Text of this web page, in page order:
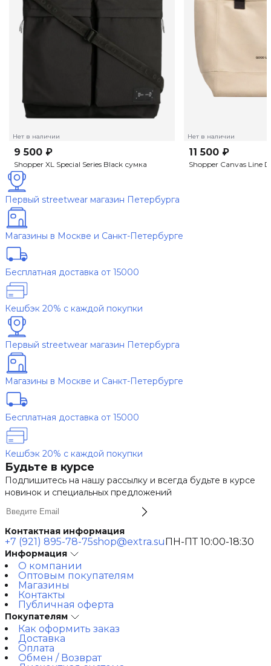
Нет в наличии
9 500 ₽
Shopper XL Special Series Black сумка
Нет в наличии
11 500 ₽
Shopper Canvas Line
Первый streetwear магазин Петербурга
Магазины в Москве и Санкт-Петербурге
Бесплатная доставка от 15000
Кешбэк 20% с каждой покупки
Первый streetwear магазин Петербурга
Магазины в Москве и Санкт-Петербурге
Бесплатная доставка от 15000
Кешбэк 20% с каждой покупки
Будьте в курсе
Подпишитесь на нашу рассылку и всегда будьте в курсе
новинок и специальных предложений
Контактная информация
+7 (921) 895-78-75shop@extra.suПН-ПТ 10:00-18:30
Информация
О компании
Оптовым покупателям
Магазины
Контакты
Публичная оферта
Покупателям
Как оформить заказ
Доставка
Оплата
Обмен / Возврат